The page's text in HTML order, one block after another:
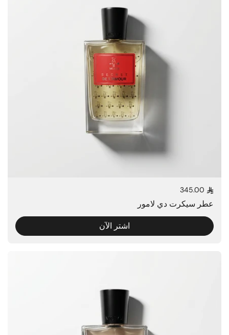
السعر العادي
عطر سيكرت دي لامور
اشتر الآن